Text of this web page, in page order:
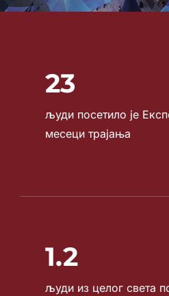
23
људи посетило је
месеци трајања
1.2
људи из целог света